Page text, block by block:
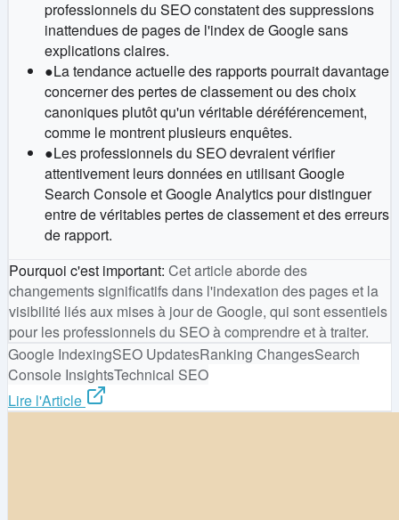
professionnels du SEO constatent des suppressions
inattendues de pages de l'index de Google sans
explications claires.
●La tendance actuelle des rapports pourrait davantage
concerner des pertes de classement ou des choix
canoniques plutôt qu'un véritable déréférencement,
comme le montrent plusieurs enquêtes.
●Les professionnels du SEO devraient vérifier
attentivement leurs données en utilisant Google
Search Console et Google Analytics pour distinguer
entre de véritables pertes de classement et des erreurs
de rapport.
Pourquoi c'est important: Cet article aborde des
changements significatifs dans l'indexation des pages et la
visibilité liés aux mises à jour de Google, qui sont essentiels
pour les professionnels du SEO à comprendre et à traiter.
Google IndexingSEO UpdatesRanking ChangesSearch
Console InsightsTechnical SEO
Lire l'Article